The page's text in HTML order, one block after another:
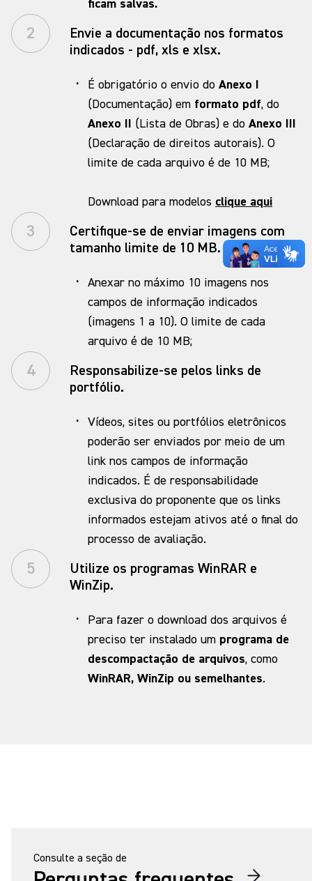
ficam salvas.
2
Envie a documentação nos formatos
indicados - pdf, xls e xlsx.
· É obrigatório o envio do Anexo I
(Documentação) em formato pdf, do
Anexo II
(Lista de Obras) e do Anexo III
(Declaração de direitos autorais). O
limite de cada arquivo é de 10 MB;
Download para modelos clique aqui
3
Certifique-se de enviar imagens com
tamanho limite de 10 MB.
·
Anexar no máximo 10 imagens nos
campos de informação indicados
(imagens 1 a 10). O limite de cada
arquivo é de 10 MB;
4
Responsabilize-se pelos links de
portfólio.
·
Vídeos, sites ou portfólios eletrônicos
poderão ser enviados por meio de um
link nos campos de informação
indicados. É de responsabilidade
exclusiva do proponente que os links
informados estejam ativos até o final do
processo de avaliação.
5
Utilize os programas WinRAR e
WinZip.
·
Para fazer o download dos arquivos é
preciso ter instalado um programa de
descompactação de arquivos, como
WinRAR, WinZip ou semelhantes.
Consulte a seção de